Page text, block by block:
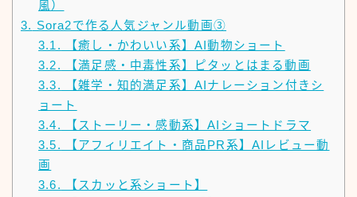
風）
3. Sora2で作る人気ジャンル動画③
3.1.
【癒し・かわいい系】AI動物ショート
3.2.
【満足感・中毒性系】ピタッとはまる動画
3.3.
【雑学・知的満足系】AIナレーション付きシ
ョート
3.4.
【ストーリー・感動系】AIショートドラマ
3.5.
【アフィリエイト・商品PR系】AIレビュー動
画
3.6.
【スカッと系ショート】